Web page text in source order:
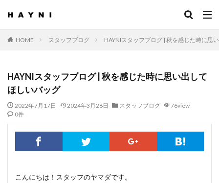
HOME スタッフブログ HAYNIスタッフブログ | 秋を感じた時に思
HAYNIスタッフブログ | 秋を感じた時に思い出して
ほしいバッグ
2022年7月17日 2024年3月28日 スタッフブログ
76view
0件
こんにちは！スタッフのヤマダです。